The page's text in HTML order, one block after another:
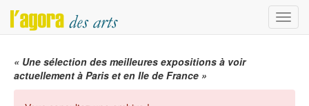
Menu
« Une sélection des meilleures expositions à voir
actuellement à Paris et en Ile de France »